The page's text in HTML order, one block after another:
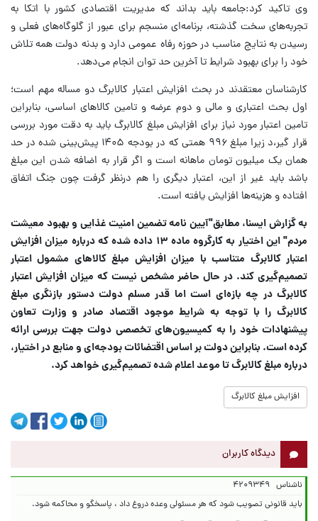
وی تاکید کرد:جامعه باید بداند که مدیریت اقتصادی کشور با اتکا به
تجربه‌های سخت گذشته، برنامه‌ای منسجم برای عبور از گلوگاه‌های فعلی و
رسیدن به نتایج مناسب در حوزه رفاه عمومی دارد و بدنه دولت همه تلاش
خود را برای بهبود شرایط تا آخرین حد توان انجام می‌دهد.
کارشناسان معتقدند در بحث افزایش اعتبار کالابرگ دو مساله مهم است؛
اول بحث اعتباری و مالی و دوم عرضه و تامین کالاهای اساسی، بنابراین
تامین اعتبار مورد نیاز برای افزایش مبلغ کالابرگ باید به دقت مورد بررسی
قرار گیر،د زیرا مبلغ ۹۹۶ همتی که در بودجه ۱۴۰۵ پیش‌بینی شده در حد
همان یک میلیون تومان ماهانه است و اگر قرار به اضافه شدن این مبلغ
باشد باید غیر از این، اعتبار دیگری را هم درنظر گرفت چون جنگ اتفاق
افتاده و هزینه‌ها افزایش یافته است.
به گزارش ایسنا، مطابق"آیین نامه تضمین امنیت غذایی و بهبود معیشت
مردم" این اختیار به کارگروه ماده ۱۳ داده شده که درباره میزان افزایش
اعتبار کالابرگ متناسب با میزان افزایش مبلغ کالاهای مشمول اعتبار
تصمیم‌گیری کند. در حال حاضر مشخص نیست که میزان افزایش اعتبار
کالابرگ در چه بازه‌ای است اما قدر مسلم دولت دستور بازنگری مبلغ
کالابرگ را با توجه به شرایط موجود اقتصاد صادر و وزارت تعاون
پیشنهادات خود را به کمیسیون‌های تخصصی دولت جهت بررسی ارائه
کرده است. بنابراین دولت بر اساس اقتضائات بودجه‌ای و منابع در اختیار،
درباره مبلغ کالابرگ تا موعد اعلام شده تصمیم‌گیری خواهد کرد.
افزایش مبلغ کالابرگ
دیدگاه کاربران
ناشناس ۴۲۰۹۳۴۹
باید قانونی تصویب شود که هر مسئولی وعده دروغ داد ، پاسخگو و محاکمه شود.